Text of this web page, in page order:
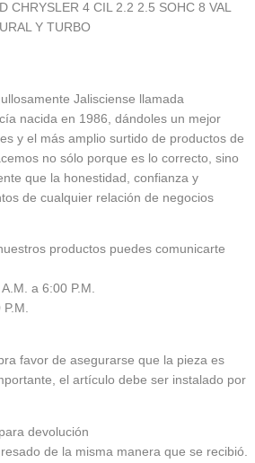
CHRYSLER 4 CIL 2.2 2.5 SOHC 8 VAL
Y TURBO
Jalisciense llamada
nacida en 1986, dándoles un mejor
y el más amplio surtido de productos de
no sólo porque es lo correcto, sino
que la honestidad, confianza y
de cualquier relación de negocios
productos puedes comunicarte
a 6:00 P.M.
favor de asegurarse que la pieza es
el artículo debe ser instalado por
devolución
de la misma manera que se recibió.